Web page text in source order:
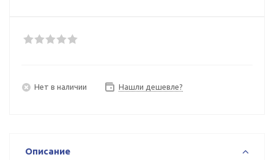
Нет в наличии Нашли дешевле?
Описание